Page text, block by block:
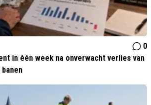
0
in één week na onverwacht verlies van